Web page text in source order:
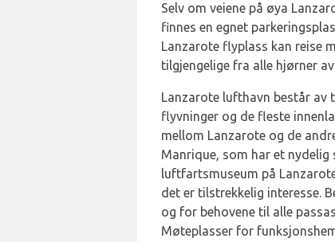
Selv om veiene på øya
finnes en egnet
Lanzarote flyplass kan reise
tilgjengelige fra alle hjørner
Lanzarote lufthavn består av
flyvninger og de fleste
mellom Lanzarote og de
Manrique, som har et nydelig
luftfartsmuseum på
det er tilstrekkelig interesse.
og for behovene til alle
Møteplasser for